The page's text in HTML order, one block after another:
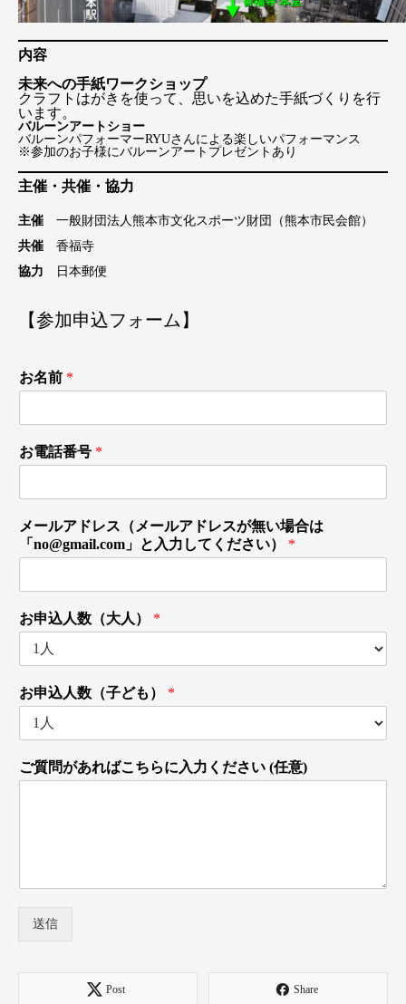
内容
未来への手紙ワークショップ
クラフトはがきを使って、思いを込めた手紙づくりを行
います。
バルーンアートショー
バルーンパフォーマーRYUさんによる楽しいパフォーマンス
※参加のお子様にバルーンアートプレゼントあり
主催・共催・協力
主催 一般財団法人熊本市文化スポーツ財団（熊本市民会館）
共催 香福寺
協力 日本郵便
【参加申込フォーム】
お名前 *
お電話番号 *
メールアドレス（メールアドレスが無い場合は
「no@gmail.com」と入力してください） *
お申込人数（大人） *
お申込人数（子ども） *
ご質問があればこちらに入力ください (任意)
送信
Post Share